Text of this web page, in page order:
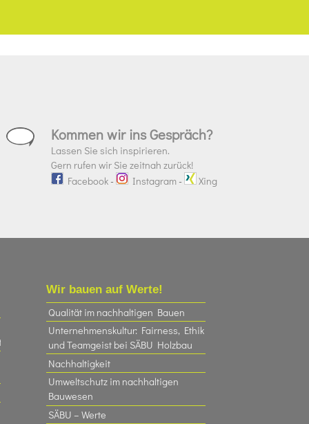
Kommen wir ins Gespräch?
Lassen Sie sich inspirieren.
Gern rufen wir Sie zeitnah zurück!
Facebook- Instagram- Xing
Wir bauen auf Werte!
Qualität im nachhaltigen Bauen
Unternehmenskultur: Fairness, Ethik
und Teamgeist bei SÄBU Holzbau​
Nachhaltigkeit
Umweltschutz im nachhaltigen
Bauwesen
SÄBU – Werte